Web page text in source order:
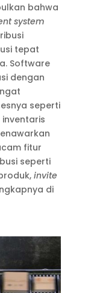
bahwa
system
tepat
Software
dengan
seperti
fitur
seperti
invite
di